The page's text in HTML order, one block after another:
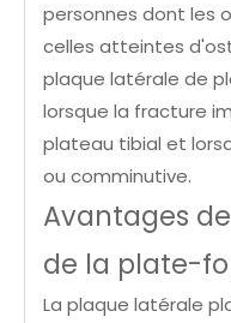
personnes dont les
celles atteintes
plaque latérale de
lorsque la fracture
plateau tibial et
ou comminutive.
Avantages
de la plate-
La plaque latérale